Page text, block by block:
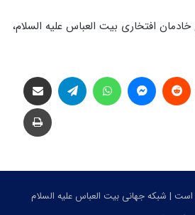
افتخاری بیت العباس علیه السلام،
‫رددیت پیام رسان واتس آپ تلگرام
است | شبکه جهانی بیت العباس علیه السلام